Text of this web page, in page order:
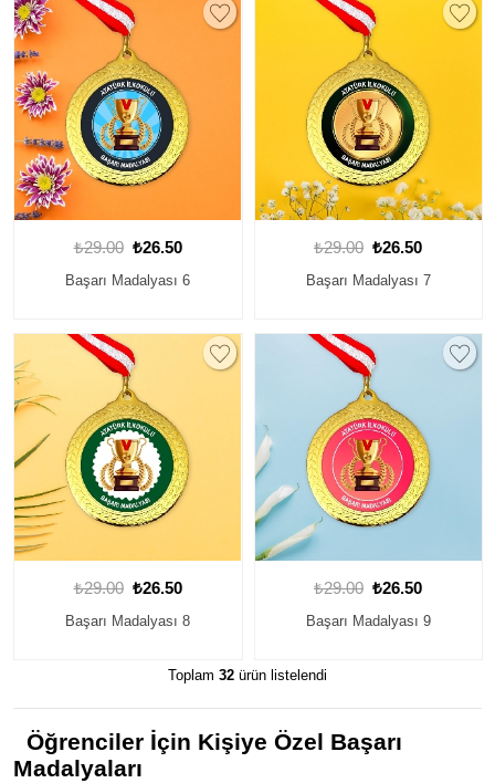
₺29.00 ₺26.50
Başarı Madalyası 6
₺29.00 ₺26.50
Başarı Madalyası 7
₺29.00 ₺26.50
Başarı Madalyası 8
₺29.00 ₺26.50
Başarı Madalyası 9
Toplam 32 ürün listelendi
Öğrenciler İçin Kişiye Özel Başarı
Madalyaları